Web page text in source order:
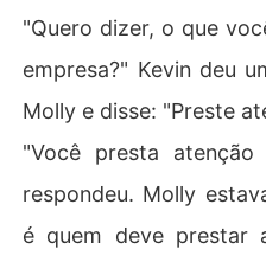
"Quero dizer, o que
empresa?" Kevin deu
Molly e disse: "Preste
"Você presta
respondeu. Molly
é quem deve prestar